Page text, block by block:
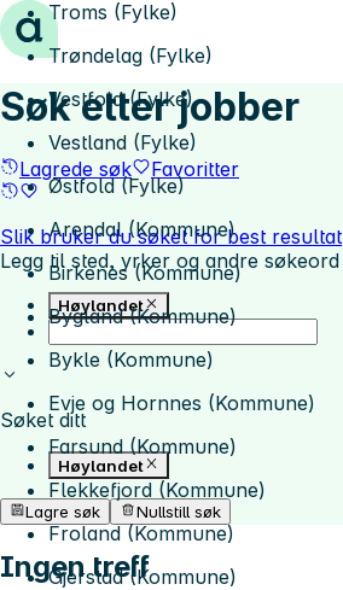
Hopp til innhold
Søk etter jobber
Lagrede søk Favoritter
Slik bruker du søket for best resultat
Legg til sted, yrker og andre søkeord
Høylandet
Troms (Fylke)
Trøndelag (Fylke)
Vestfold (Fylke)
Vestland (Fylke)
Østfold (Fylke)
Arendal (Kommune)
Birkenes (Kommune)
Bygland (Kommune)
Bykle (Kommune)
Evje og Hornnes (Kommune)
Farsund (Kommune)
Flekkefjord (Kommune)
Froland (Kommune)
Gjerstad (Kommune)
Søket ditt
Høylandet
Lagre søk Nullstill søk
Ingen treff